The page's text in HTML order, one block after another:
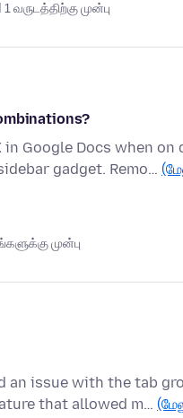
வருடத்திற்கு முன்பு
Google Docs when
gadget. Remo…
முன்பு
an issue with the tab
that allowed m…